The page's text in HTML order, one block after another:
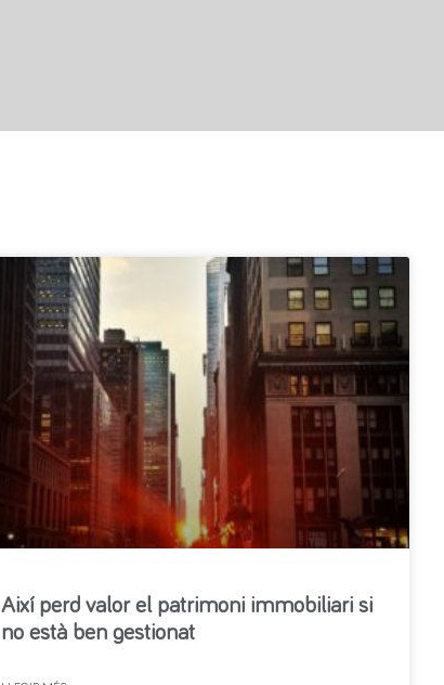
Així perd valor el patrimoni immobiliari si
no està ben gestionat